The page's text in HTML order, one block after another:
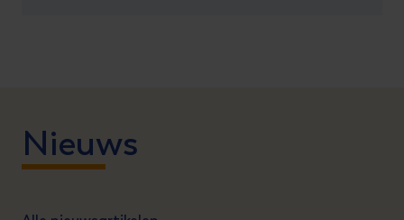
Nieuws